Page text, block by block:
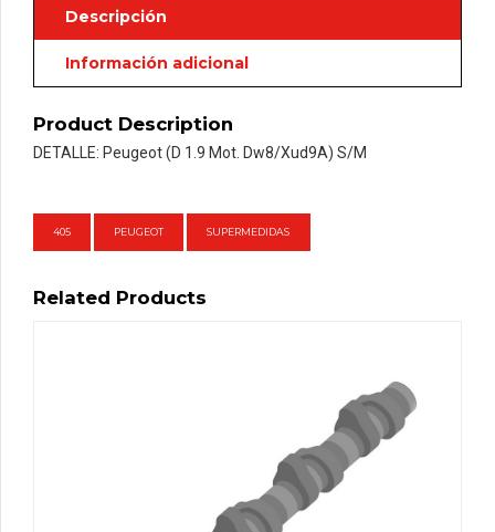
Dw8/Xud9A)
cantidad
Descripción
Información adicional
Product Description
DETALLE: Peugeot (D 1.9 Mot. Dw8/Xud9A) S/M
405 PEUGEOT SUPERMEDIDAS
Related Products